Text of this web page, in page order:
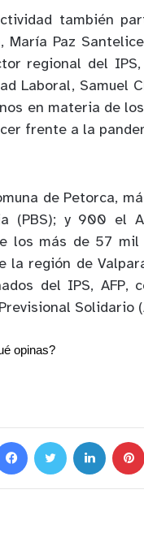
también
María Paz
regional del
Laboral, Samuel
en materia de
frente a la
de Petorca,
(PBS); y 900 el
los más de 57 mil
la región de
del IPS, AFP,
Solidario
opinas?